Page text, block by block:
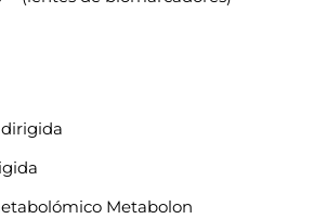
Metabolon